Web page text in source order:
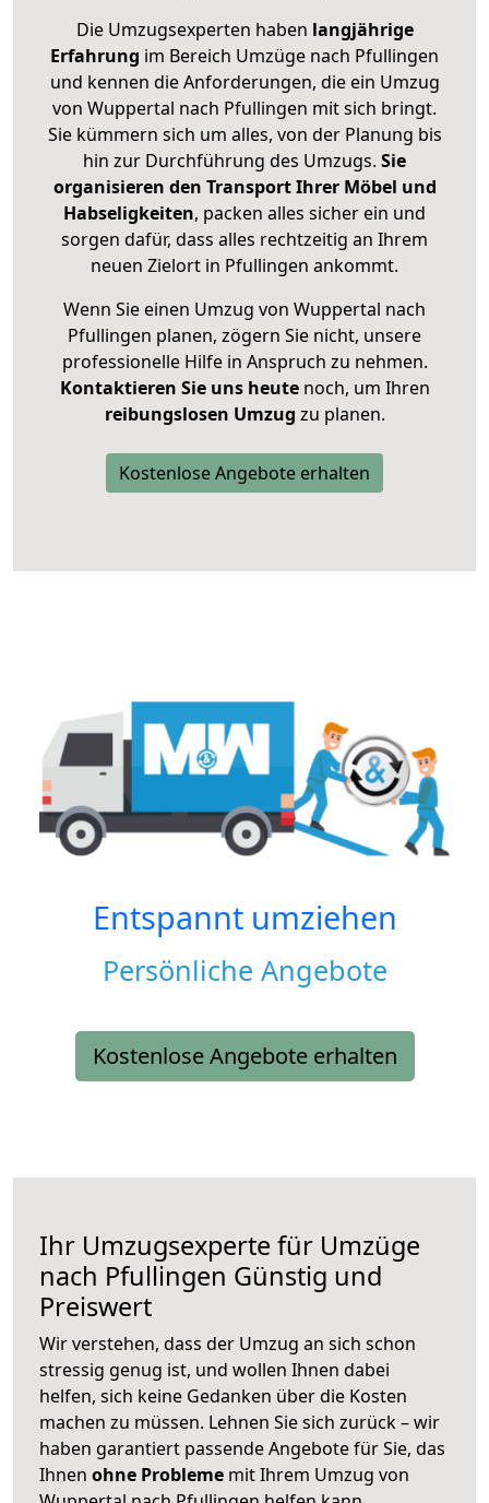
Die Umzugsexperten haben langjährige
Erfahrung im Bereich Umzüge nach Pfullingen
und kennen die Anforderungen, die ein Umzug
von Wuppertal nach Pfullingen mit sich bringt.
Sie kümmern sich um alles, von der Planung bis
hin zur Durchführung des Umzugs. Sie
organisieren den Transport Ihrer Möbel und
Habseligkeiten, packen alles sicher ein und
sorgen dafür, dass alles rechtzeitig an Ihrem
neuen Zielort in Pfullingen ankommt.
Wenn Sie einen Umzug von Wuppertal nach
Pfullingen planen, zögern Sie nicht, unsere
professionelle Hilfe in Anspruch zu nehmen.
Kontaktieren Sie uns heutenoch, um Ihren
reibungslosen Umzug zu planen.
Kostenlose Angebote erhalten
Entspannt umziehen
Persönliche Angebote
Kostenlose Angebote erhalten
Ihr Umzugsexperte für Umzüge
nach Pfullingen Günstig und
Preiswert
Wir verstehen, dass der Umzug an sich schon
stressig genug ist, und wollen Ihnen dabei
helfen, sich keine Gedanken über die Kosten
machen zu müssen. Lehnen Sie sich zurück – wir
haben garantiert passende Angebote für Sie, das
Ihnen ohne Probleme mit Ihrem Umzug von